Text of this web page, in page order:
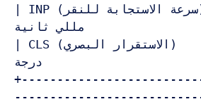
| INP (سرعة الاستجابة للنقر) | أقل من 200
مللي ثانية                      |
| CLS (الاستقرار البصري)    | أقل من 0.1
درجة                            |